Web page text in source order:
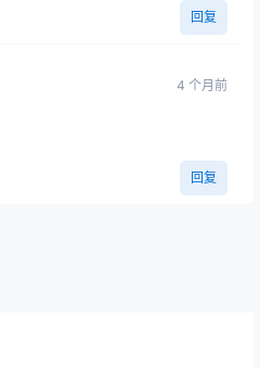
回复
4 个月前
回复